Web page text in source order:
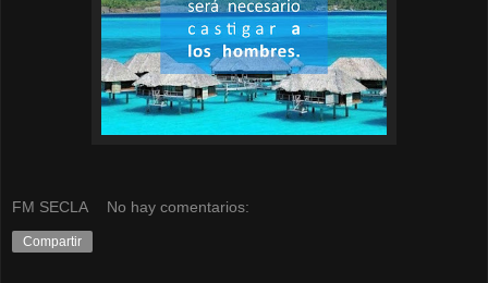
FM SECLA No hay comentarios:
Compartir